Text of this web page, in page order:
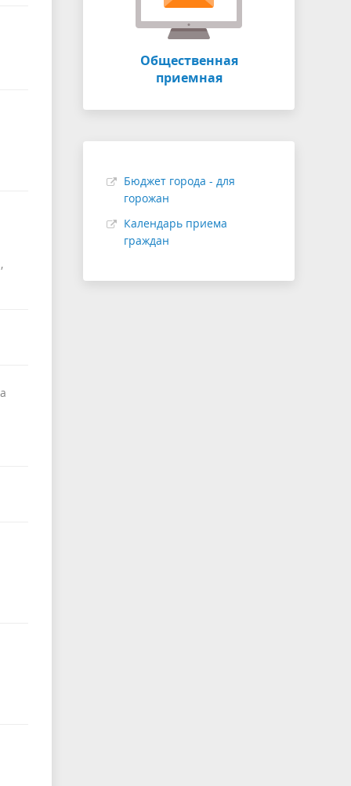
Общественная
приемная
Бюджет города - для
горожан
Календарь приема
граждан